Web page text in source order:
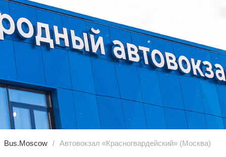
Bus.Moscow Автовокзал «Красногвардейский» (Москва)